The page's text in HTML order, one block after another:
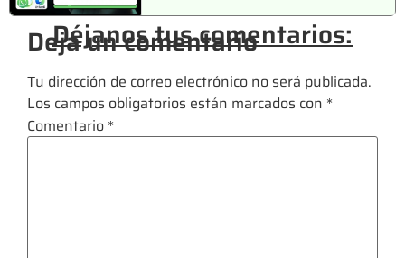
Déjanos tus comentarios:
Deja un comentario
Tu dirección de correo electrónico no será publicada.
Los campos obligatorios están marcados con *
Comentario *